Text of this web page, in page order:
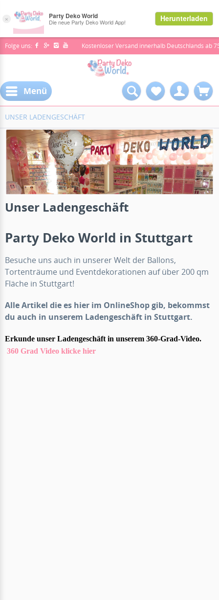
Folge uns: Kostenloser Versand innerhalb Deutschlands ab
Menü
UNSER LADENGESCHÄFT
Unser Ladengeschäft
Party Deko World in Stuttgart
Besuche uns auch in unserer Welt der Ballons,
Tortenträume und Eventdekorationen auf über 200 qm
Fläche in Stuttgart!
Alle Artikel die es hier im OnlineShop gib, bekommst
du auch in unserem Ladengeschäft in Stuttgart.
Erkunde unser Ladengeschäft in unserem 360-Grad-Video.
360 Grad Video klicke hier